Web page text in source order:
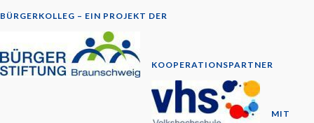
BÜRGERKOLLEG – EIN PROJEKT DER
KOOPERATIONSPARTNER
MIT